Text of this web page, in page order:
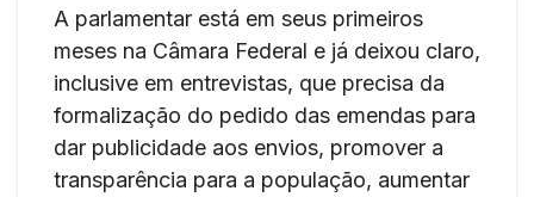
A parlamentar está em seus primeiros
meses na Câmara Federal e já deixou claro,
inclusive em entrevistas, que precisa da
formalização do pedido das emendas para
dar publicidade aos envios, promover a
transparência para a população, aumentar